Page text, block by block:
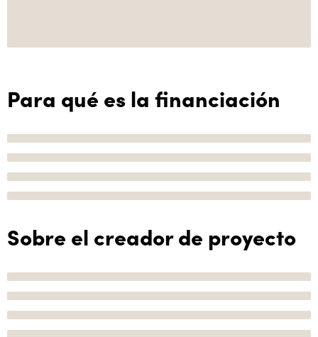
Para qué es la financiación
Sobre el creador de proyecto